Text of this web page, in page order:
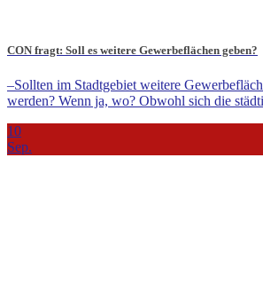
CON fragt: Soll es weitere Gewerbeflächen geben?
–Sollten im Stadtgebiet weitere
werden? Wenn ja, wo? Obwohl sich die
10
Sep.